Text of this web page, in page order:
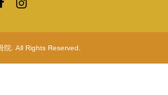
院. All Rights Reserved.